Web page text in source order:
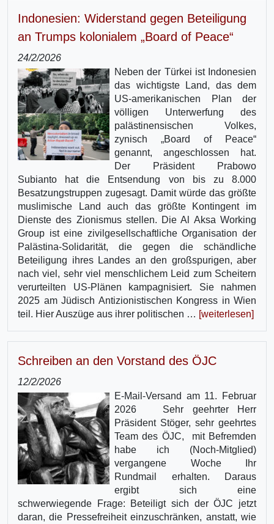
Indonesien: Widerstand gegen Beteiligung
an Trumps kolonialem „Board of Peace“
24/2/2026
Neben der Türkei ist Indonesien
das wichtigste Land, das dem
US-amerikanischen Plan der
völligen Unterwerfung des
palästinensischen Volkes,
zynisch „Board of Peace“
genannt, angeschlossen hat.
Der Präsident Prabowo
Subianto hat die Entsendung von bis zu 8.000
Besatzungstruppen zugesagt. Damit würde das größte
muslimische Land auch das größte Kontingent im
Dienste des Zionismus stellen. Die Al Aksa Working
Group ist eine zivilgesellschaftliche Organisation der
Palästina-Solidarität, die gegen die schändliche
Beteiligung ihres Landes an den großspurigen, aber
nach viel, sehr viel menschlichem Leid zum Scheitern
verurteilten US-Plänen kampagnisiert. Sie nahmen
2025 am Jüdisch Antizionistischen Kongress in Wien
teil. Hier Auszüge aus ihrer politischen … [weiterlesen]
Schreiben an den Vorstand des ÖJC
12/2/2026
E-Mail-Versand am 11. Februar
2026 Sehr geehrter Herr
Präsident Stöger, sehr geehrtes
Team des ÖJC, mit Befremden
habe ich (Noch-Mitglied)
vergangene Woche Ihr
Rundmail erhalten. Daraus
ergibt sich eine
schwerwiegende Frage: Beteiligt sich der ÖJC jetzt
daran, die Pressefreiheit einzuschränken, anstatt, wie